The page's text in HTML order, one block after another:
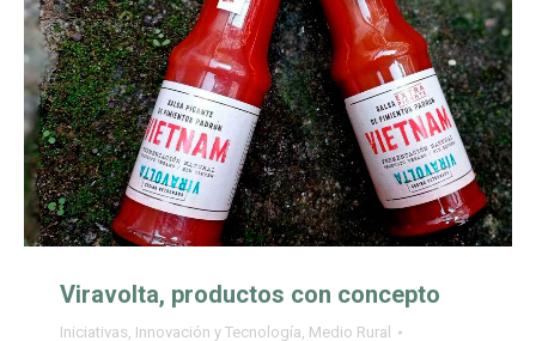
Viravolta, productos con concepto
Iniciativas, Innovación y Tecnología, Medio Rural